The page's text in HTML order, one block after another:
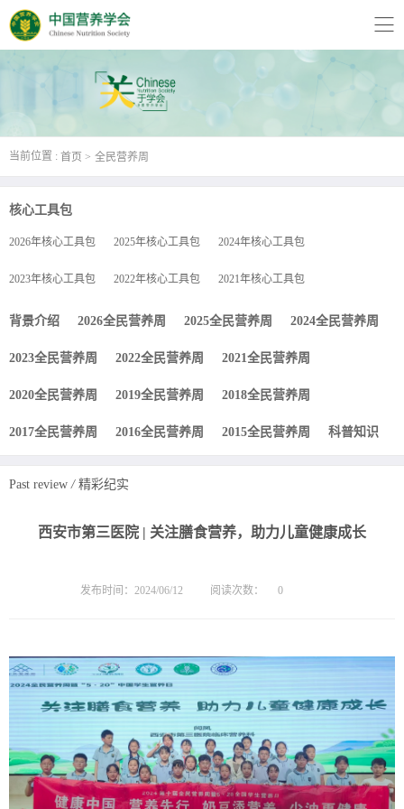
当前位置 : 首页 全民营养周
核心工具包
2026年核心工具包 2025年核心工具包 2024年核心工具包
2023年核心工具包 2022年核心工具包 2021年核心工具包
背景介绍 2026全民营养周 2025全民营养周 2024全民营养周
2023全民营养周 2022全民营养周 2021全民营养周
2020全民营养周 2019全民营养周 2018全民营养周
2017全民营养周 2016全民营养周 2015全民营养周 科普知识
Past review / 精彩纪实
西安市第三医院 | 关注膳食营养，助力儿童健康成长
发布时间：2024/06/12 阅读次数： 0